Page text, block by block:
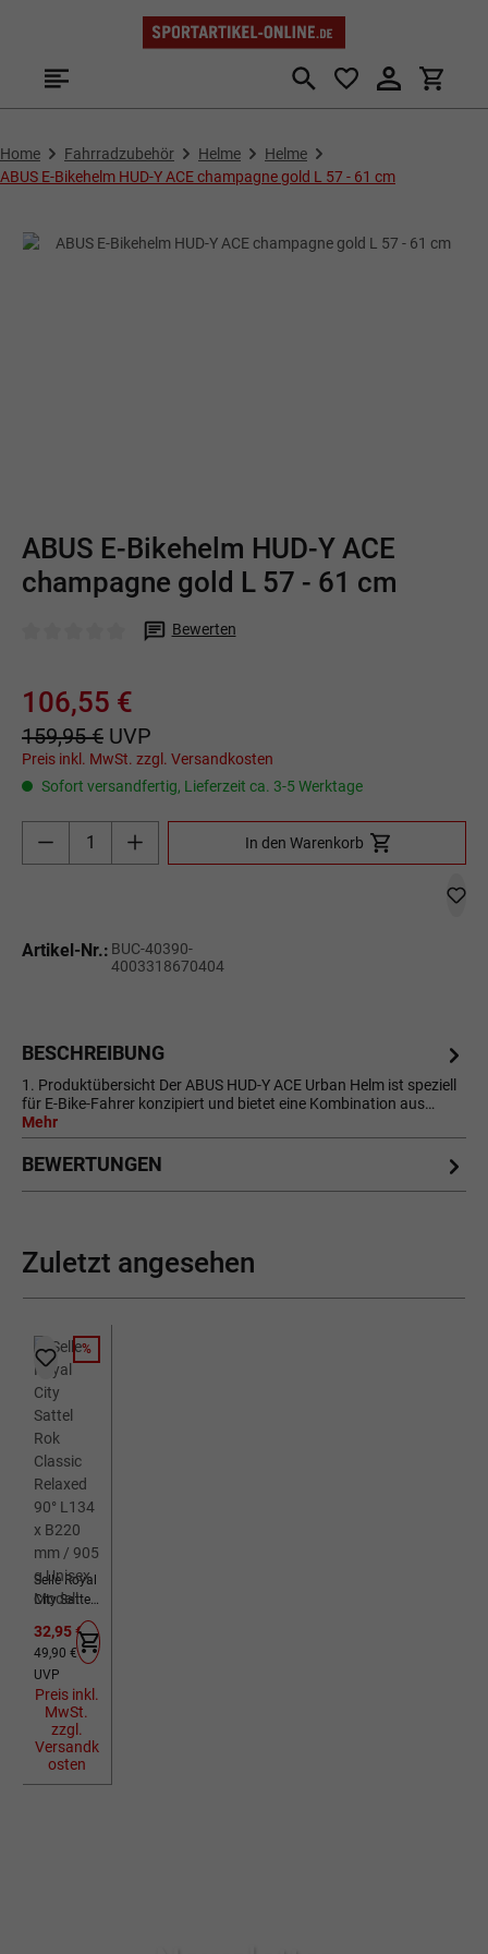
Zum Hauptinhalt springen
Home Fahrradzubehör Helme
Helme
ABUS E-Bikehelm HUD-Y ACE champagne gold L 57 - 61 cm
ABUS E-Bikehelm HUD-Y ACE
champagne gold L 57 - 61 cm
Bewerten
106,55 €
159,95 € UVP
Preis inkl. MwSt. zzgl. Versandkosten
Sofort versandfertig, Lieferzeit ca. 3-5 Werktage
Produkt Anzahl: Gib den gewünschten Wert
In den Warenkorb
Artikel-Nr.: BUC-40390-
4003318670404
BESCHREIBUNG
1. Produktübersicht Der ABUS HUD-Y ACE Urban Helm ist speziell
für E-Bike-Fahrer konzipiert und bietet eine Kombination aus…
Mehr
BEWERTUNGEN
Zuletzt angesehen
RABATT
%
Selle Royal
City Sattel
Classic
Relaxed
90° L134 x
B220 mm
/ 905 g
Unisex
Modell
Verkaufspreis:
32,95 €
Regulärer Preis:
49,90 €
UVP
Preis inkl.
MwSt.
zzgl.
Versandk
osten